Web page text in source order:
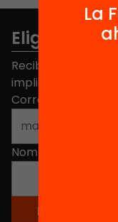
Elige
Recibe
implicarte.
Correo electrónico
Nombre
La